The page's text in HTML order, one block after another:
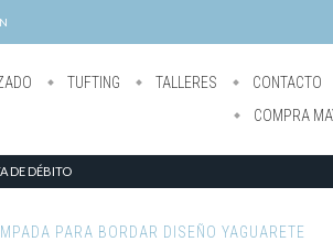
TUFTING TALLERES CONTACTO
COMPRA
DE DÉBITO
PARA BORDAR DISEÑO YAGUARETE